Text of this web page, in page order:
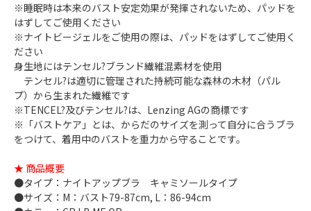
※睡眠時は本来のバスト安定効果が発揮されないため、パッドを
はずしてご使用ください
※ナイトビージェルをご使用の際は、パッドをはずしてご使用く
ださい
身生地にはテンセル?ブランド繊維混素材を使用
テンセル?は適切に管理された持続可能な森林の木材（パル
プ）から生まれた繊維です
※TENCEL?及びテンセル?は、Lenzing AGの商標です
※「バストケア」とは、からだのサイズを測って自分に合うブラ
をつけて、着用中のバストを重力から守ることです。
★ 商品概要
●タイプ：ナイトアップブラ キャミソールタイプ
●サイズ：M：バスト79-87cm, L：86-94cm